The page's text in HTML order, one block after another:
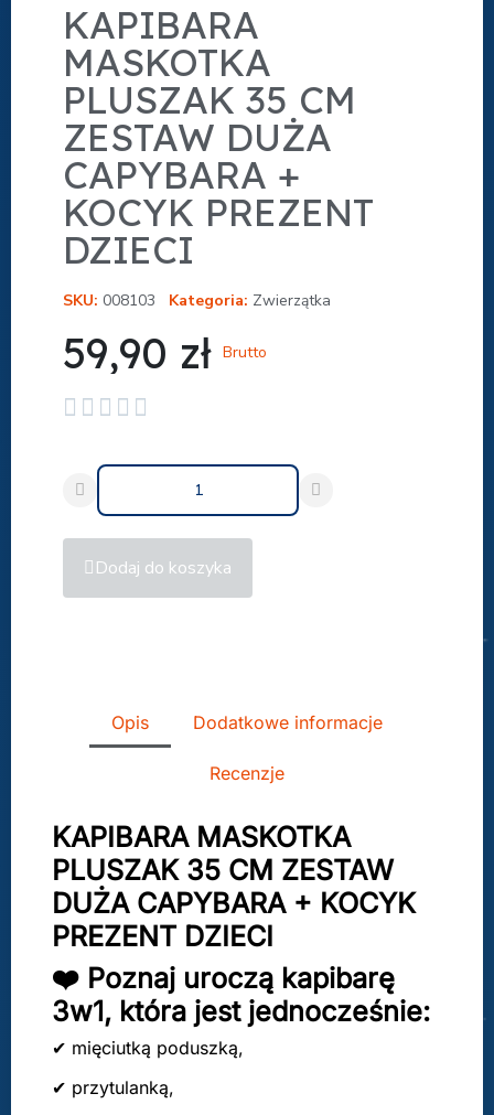
KAPIBARA
MASKOTKA
PLUSZAK 35 CM
ZESTAW DUŻA
CAPYBARA +
KOCYK PREZENT
DZIECI
SKU 008103 Kategoria Zwierzątka
59,90 zł Brutto
    
Dodaj do koszyka
Opis Dodatkowe informacje
Recenzje
KAPIBARA MASKOTKA
PLUSZAK 35 CM ZESTAW
DUŻA CAPYBARA + KOCYK
PREZENT DZIECI
❤️ Poznaj uroczą kapibarę
3w1, która jest jednocześnie:
✔ mięciutką poduszką,
✔ przytulanką,